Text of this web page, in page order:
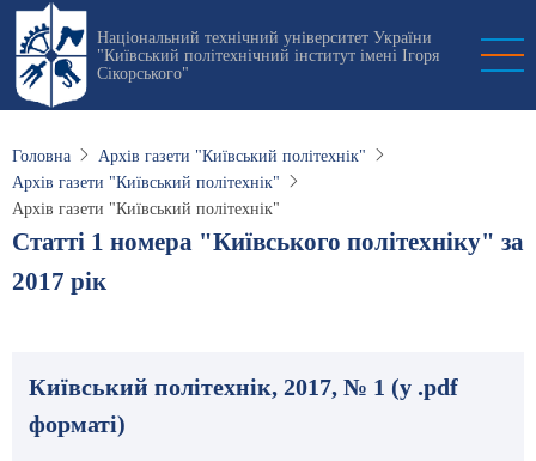
Перейти
основного
вмісту
Національний технічний університет України
"Київський політехнічний інститут імені Ігоря
Сікорського"
Головна
Архів газети "Київський політехнік"
Архів газети "Київський політехнік"
Архів газети "Київський політехнік"
Статті 1 номера "Київського політехніку" за
2017 рік
Київський політехнік, 2017, № 1 (у .pdf
форматі)